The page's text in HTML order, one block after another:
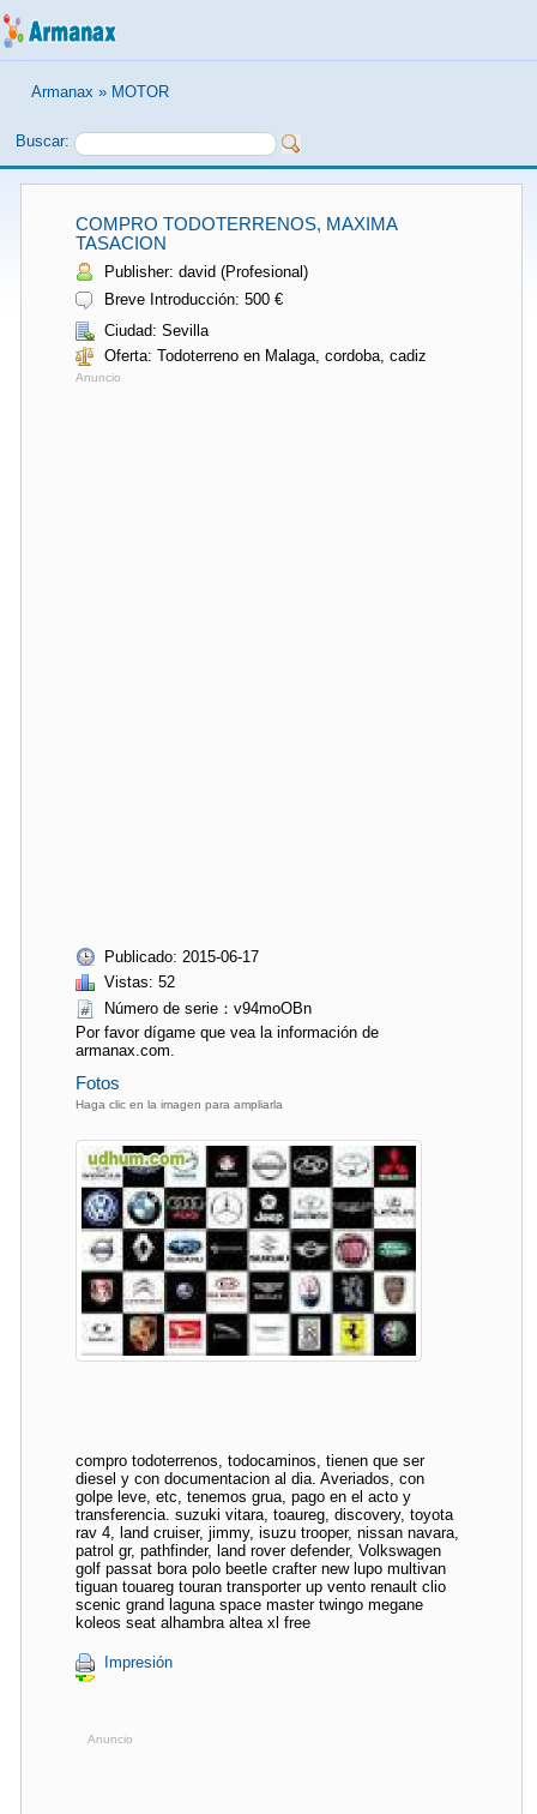
Armanax » MOTOR
Buscar:
COMPRO TODOTERRENOS, MAXIMA
TASACION
Publisher: david (Profesional)
Breve Introducción: 500 €
Ciudad: Sevilla
Oferta: Todoterreno en Malaga, cordoba, cadiz
Anuncio
Publicado: 2015-06-17
Vistas: 52
Número de serie：v94moOBn
Por favor dígame que vea la información de
armanax.com.
Fotos
Haga clic en la imagen para ampliarla
compro todoterrenos, todocaminos, tienen que ser
diesel y con documentacion al dia. Averiados, con
golpe leve, etc, tenemos grua, pago en el acto y
transferencia. suzuki vitara, toaureg, discovery, toyota
rav 4, land cruiser, jimmy, isuzu trooper, nissan navara,
patrol gr, pathfinder, land rover defender, Volkswagen
golf passat bora polo beetle crafter new lupo multivan
tiguan touareg touran transporter up vento renault clio
scenic grand laguna space master twingo megane
koleos seat alhambra altea xl free
Impresión
Anuncio